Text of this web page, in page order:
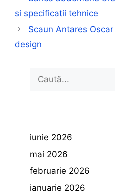
si specificatii tehnice
Scaun Antares
design
Caută
iunie 2026
mai 2026
februarie 2026
ianuarie 2026